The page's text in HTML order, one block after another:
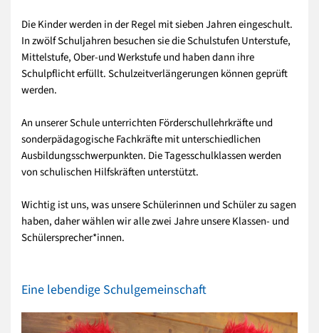
Die Kinder werden in der Regel mit sieben Jahren eingeschult.
In zwölf Schuljahren besuchen sie die Schulstufen Unterstufe,
Mittelstufe, Ober-und Werkstufe und haben dann ihre
Schulpflicht erfüllt. Schulzeitverlängerungen können geprüft
werden.
An unserer Schule unterrichten Förderschullehrkräfte und
sonderpädagogische Fachkräfte mit unterschiedlichen
Ausbildungsschwerpunkten. Die Tagesschulklassen werden
von schulischen Hilfskräften unterstützt.
Wichtig ist uns, was unsere Schülerinnen und Schüler zu sagen
haben, daher wählen wir alle zwei Jahre unsere Klassen- und
Schülersprecher*innen.
Eine lebendige Schulgemeinschaft